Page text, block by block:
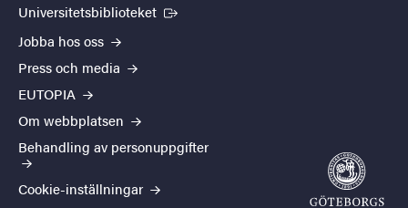
Universitetsbiblioteket (Extern länk)
Jobba hos oss
Press och media
EUTOPIA
Om webbplatsen
Behandling av personuppgifter
Cookie-inställningar